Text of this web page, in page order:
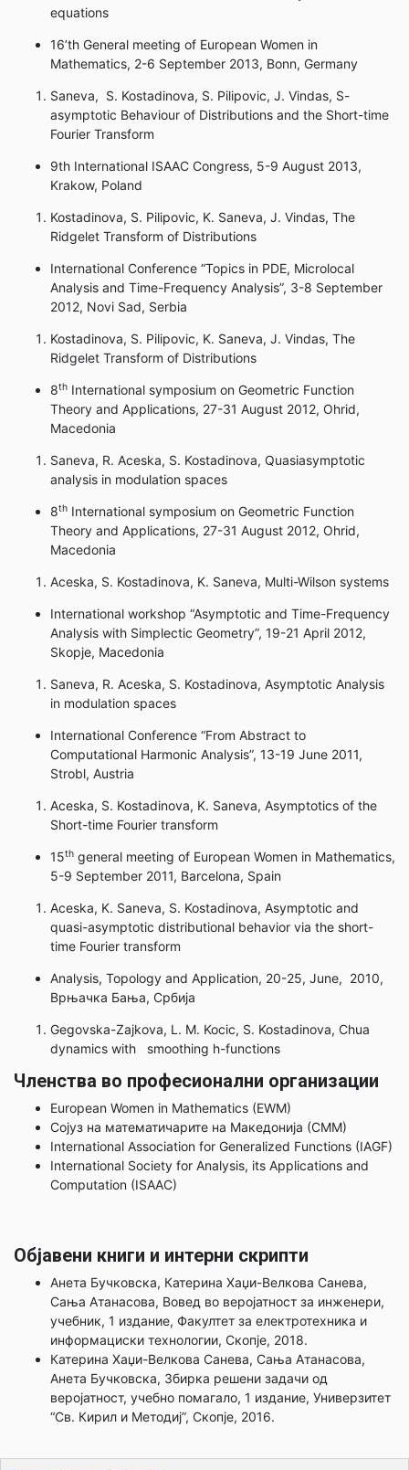
equations
16’th General meeting of European Women in
Mathematics, 2-6 September 2013, Bonn, Germany
Saneva, S. Kostadinova, S. Pilipovic, J. Vindas, S-
asymptotic Behaviour of Distributions and the Short-time
Fourier Transform
9th International ISAAC Congress, 5-9 August 2013,
Krakow, Poland
Kostadinova, S. Pilipovic, K. Saneva, J. Vindas, The
Ridgelet Transform of Distributions
International Conference “Topics in PDE, Microlocal
Analysis and Time-Frequency Analysis”, 3-8 September
2012, Novi Sad, Serbia
Kostadinova, S. Pilipovic, K. Saneva, J. Vindas, The
Ridgelet Transform of Distributions
8th International symposium on Geometric Function
Theory and Applications, 27-31 August 2012, Ohrid,
Macedonia
Saneva, R. Aceska, S. Kostadinova, Quasiasymptotic
analysis in modulation spaces
8th International symposium on Geometric Function
Theory and Applications, 27-31 August 2012, Ohrid,
Macedonia
Aceska, S. Kostadinova, K. Saneva, Multi-Wilson systems
International workshop “Asymptotic and Time-Frequency
Analysis with Simplectic Geometry”, 19-21 April 2012,
Skopje, Macedonia
Saneva, R. Aceska, S. Kostadinova, Asymptotic Analysis
in modulation spaces
International Conference “From Abstract to
Computational Harmonic Analysis”, 13-19 June 2011,
Strobl, Austria
Aceska, S. Kostadinova, K. Saneva, Asymptotics of the
Short-time Fourier transform
15th general meeting of European Women in Mathematics,
5-9 September 2011, Barcelona, Spain
Aceska, K. Saneva, S. Kostadinova, Asymptotic and
quasi-asymptotic distributional behavior via the short-
time Fourier transform
Analysis, Topology and Application, 20-25, June, 2010,
Врњачка Бања, Србија
Gegovska-Zajkova, L. M. Kocic, S. Kostadinova, Chua
dynamics with smoothing h-functions
Членства во професионални организации
European Women in Mathematics (EWM)
Сојуз на математичарите на Македонија (СММ)
International Association for Generalized Functions (IAGF)
International Society for Analysis, its Applications and
Computation (ISAAC)
Објавени книги и интерни скрипти
Анета Бучковска, Катерина Хаџи-Велкова Санева,
Сања Атанасова, Вовед во веројатност за инженери,
учебник, 1 издание, Факултет за електротехника и
информациски технологии, Скопје, 2018.
Катерина Хаџи-Велкова Санева, Сања Атанасова,
Анета Бучковска, Збирка решени задачи од
веројатност, учебно помагало, 1 издание, Универзитет
“Св. Кирил и Методиј”, Скопје, 2016.